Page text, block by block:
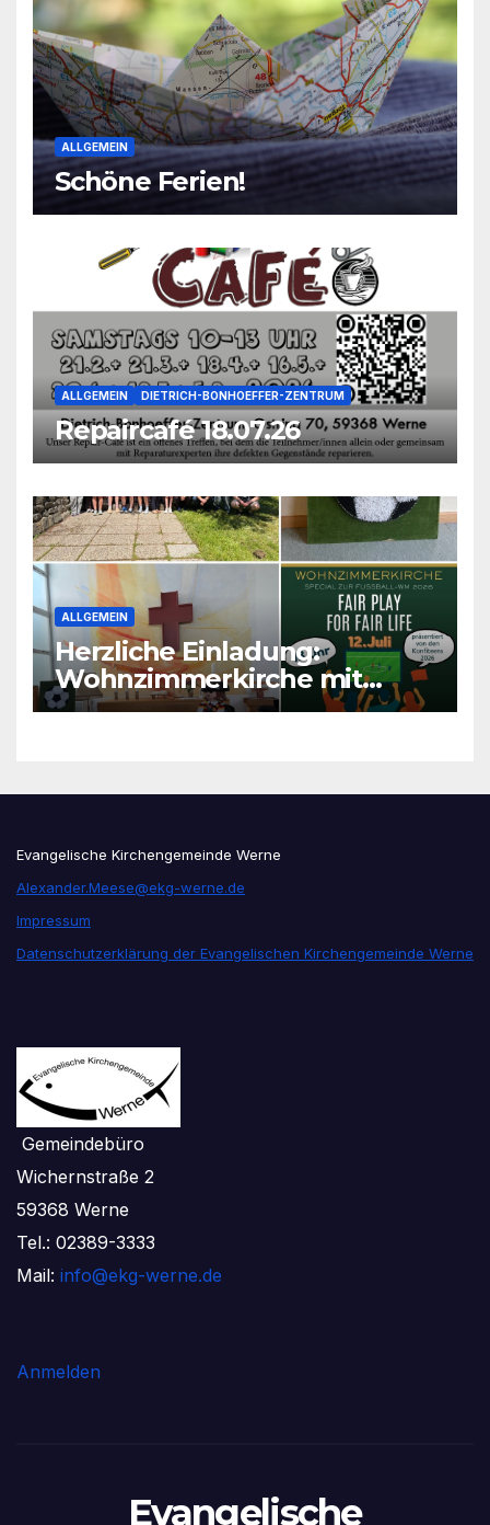
ALLGEMEIN
Schöne Ferien!
ALLGEMEIN DIETRICH-BONHOEFFER-ZENTRUM
Repaircafé 18.07.26
ALLGEMEIN
Herzliche Einladung:
Wohnzimmerkirche mit
unseren Konfis
Evangelische Kirchengemeinde Werne
Alexander.Meese@ekg-werne.de
Impressum
Datenschutzerklärung der Evangelischen Kirchengemeinde Werne
Gemeindebüro
Wichernstraße 2
59368 Werne
Tel.: 02389-3333
Mail: info@ekg-werne.de
Anmelden
Evangelische